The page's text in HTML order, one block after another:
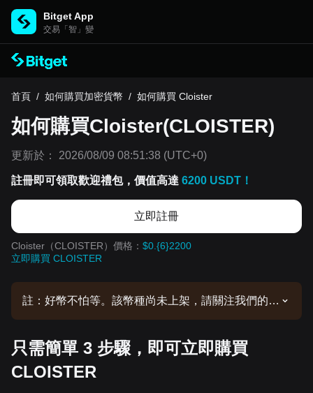
Bitget App
交易「智」變
首頁 / 如何購買加密貨幣 / 如何購買 Cloister
如何購買Cloister(CLOISTER)
更新於： 2026/08/09 08:51:38 (UTC+0)
註冊即可領取歡迎禮包，價值高達 6200 USDT！
立即註冊
Cloister（CLOISTER）價格： $0.{6}2200
立即購買 CLOISTER
註：好幣不怕等。該幣種尚未上架，請關注我們的公
用相同的操作流程。
只需簡單 3 步驟，即可立即購買
CLOISTER